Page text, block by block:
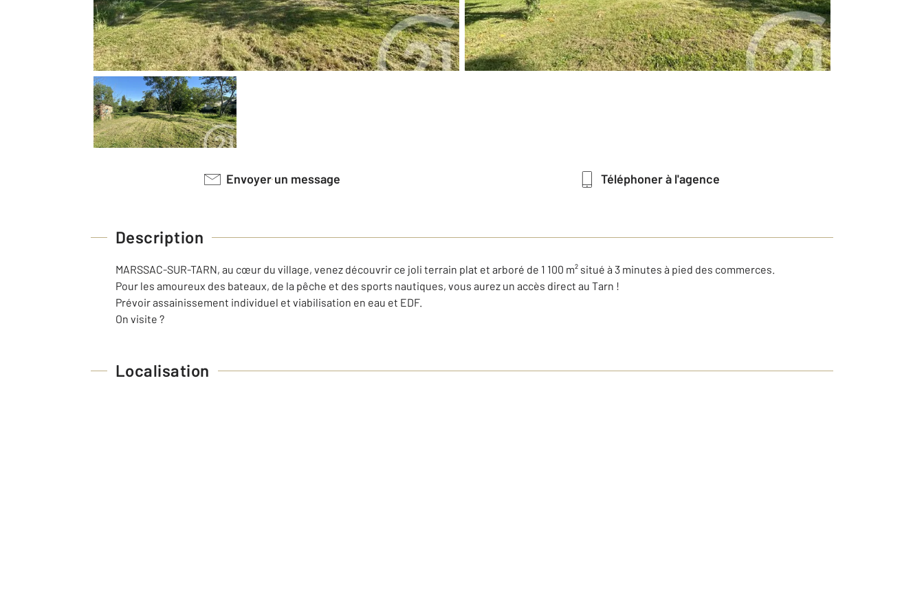
Envoyer un message Téléphoner à l'agence
Description
MARSSAC-SUR-TARN, au cœur du village, venez découvrir ce joli terrain plat et arboré de 1 100 m² situé à 3 minutes à pied des commerces.
Pour les amoureux des bateaux, de la pêche et des sports nautiques, vous aurez un accès direct au Tarn !
Prévoir assainissement individuel et viabilisation en eau et EDF.
On visite ?
Localisation